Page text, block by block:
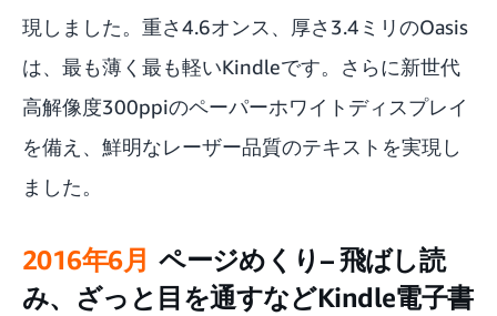
現しました。重さ4.6オンス、厚さ3.4ミリのOasis
は、最も薄く最も軽いKindleです。さらに新世代
高解像度300ppiのペーパーホワイトディスプレイ
を備え、鮮明なレーザー品質のテキストを実現し
ました。
2016年6月 ページめくり– 飛ばし読
み、ざっと目を通すなどKindle電子書